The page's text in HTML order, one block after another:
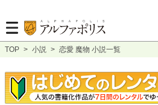
TOP > 小説 > 恋愛 魔物 小説一覧